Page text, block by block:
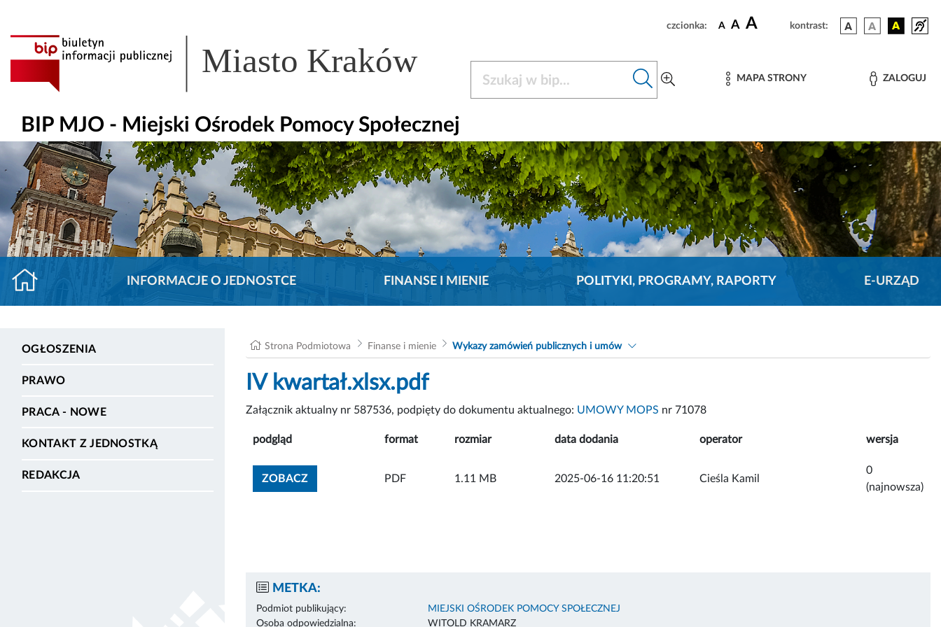
czcionka: A A A kontrast:
Miasto Kraków MAPA STRONY ZALOGUJ
BIP MJO - Miejski Ośrodek Pomocy Społecznej
INFORMACJE O JEDNOSTCE FINANSE I MIENIE POLITYKI, PROGRAMY, RAPORTY E-URZĄD
OGŁOSZENIA
PRAWO
PRACA - NOWE
KONTAKT Z JEDNOSTKĄ
REDAKCJA
Strona Podmiotowa Finanse i mienie Wykazy zamówień publicznych i umów
IV kwartał.xlsx.pdf
Załącznik aktualny nr 587536, podpięty do dokumentu aktualnego: UMOWY MOPS nr 71078
podgląd format rozmiar data dodania operator wersja
ZOBACZZOBACZ ZAŁĄCZNIK
PDF 1.11 MB 2025-06-16 11:20:51 Cieśla Kamil
0
(najnowsza)
METKA:
Podmiot publikujący:
MIEJSKI OŚRODEK POMOCY SPOŁECZNEJ
Osoba odpowiedzialna:
WITOLD KRAMARZ